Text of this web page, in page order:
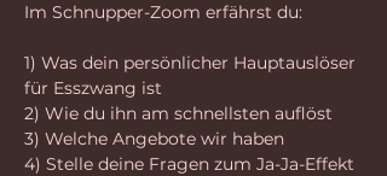
Im Schnupper-Zoom erfährst du:
1) Was dein persönlicher Hauptauslöser
für Esszwang ist
2) Wie du ihn am schnellsten auflöst
3) Welche Angebote wir haben
4) Stelle deine Fragen zum Ja-Ja-Effekt